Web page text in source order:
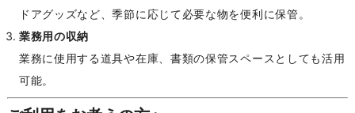
ドアグッズなど、季節に応じて必要な物を便利に保管。
業務用の収納
業務に使用する道具や在庫、書類の保管スペースとしても活用
可能。